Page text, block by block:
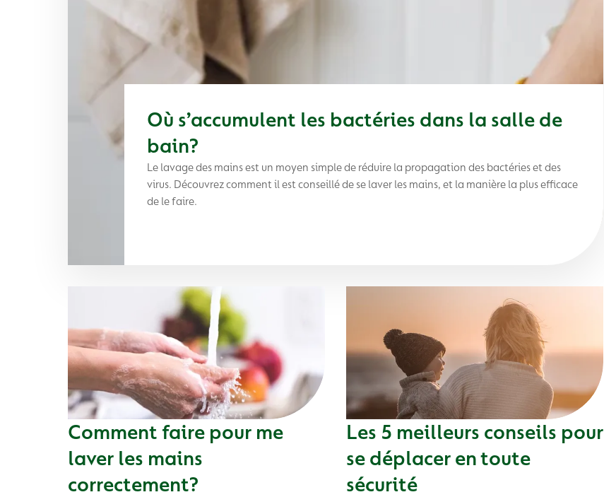
Où s’accumulent les bactéries dans la salle de
bain?
Le lavage des mains est un moyen simple de réduire la propagation des bactéries et des
virus. Découvrez comment il est conseillé de se laver les mains, et la manière la plus efficace
de le faire.
Comment faire pour me
laver les mains
correctement?
Les 5 meilleurs conseils pour
se déplacer en toute
sécurité